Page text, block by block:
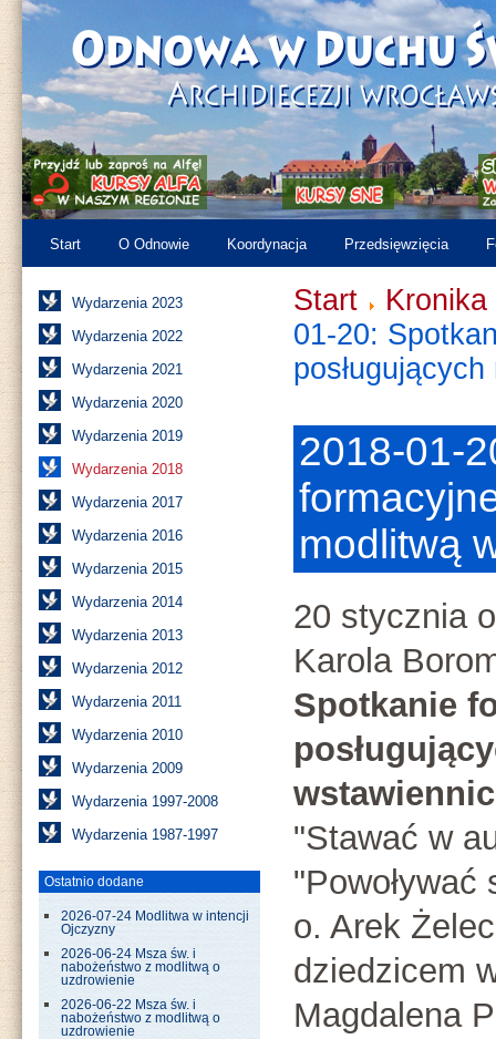
Start O Odnowie Koordynacja Przedsięwzięcia
Wydarzenia 2023
Wydarzenia 2022
Wydarzenia 2021
Wydarzenia 2020
Wydarzenia 2019
Wydarzenia 2018
Wydarzenia 2017
Wydarzenia 2016
Wydarzenia 2015
Wydarzenia 2014
Wydarzenia 2013
Wydarzenia 2012
Wydarzenia 2011
Wydarzenia 2010
Wydarzenia 2009
Wydarzenia 1997-2008
Wydarzenia 1987-1997
Ostatnio dodane
2026-07-24 Modlitwa w intencji
Ojczyzny
2026-06-24 Msza św. i
nabożeństwo z modlitwą o
uzdrowienie
2026-06-22 Msza św. i
nabożeństwo z modlitwą o
uzdrowienie
Start
Kronika
01-20:
2018-01-
modlitwą
20 stycznia
Karola
Spotkanie
"Stawać w
o. Arek
dziedzicem
Magdalena